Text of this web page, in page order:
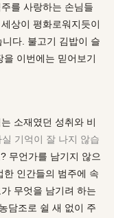
를 사랑하는 손님들
상이 평화로워지듯이
다. 불고기 김밥이 슬
이번에는 믿어보기
소재였던 성취와 비
기억이 잘 나지 않습
무언가를 남기지 않으
인간들의 범주에 속
무엇을 남기려 하는
담조로 쉴 새 없이 주